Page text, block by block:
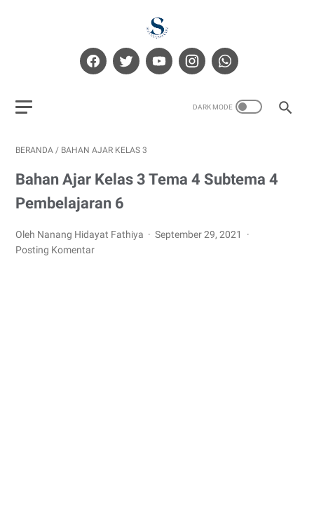
BERANDA / BAHAN AJAR KELAS 3
Bahan Ajar Kelas 3 Tema 4 Subtema 4
Pembelajaran 6
Oleh Nanang Hidayat Fathiya
September 29, 2021
Posting Komentar